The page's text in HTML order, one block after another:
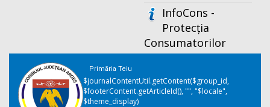
InfoCons -
Protecția
Consumatorilor
Primăria Teiu
$journalContentUtil.getContent($group_id,
$footerContent.getArticleId(), "", "$locale",
$theme_display)